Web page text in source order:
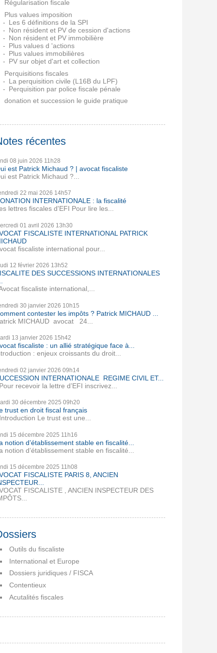
Régularisation fiscale
Plus values imposition
Les 6 définitions de la SPI
Non résident et PV de cession d'actions
Non résident et PV immobilière
Plus values d 'actions
Plus values immobilières
PV sur objet d'art et collection
Perquisitions fiscales
La perquisition civile (L16B du LPF)
Perquisition par police fiscale pénale
donation et succession le guide pratique
récentes
08 juin 2026 11h28
est Patrick Michaud ? | avocat fiscaliste
est Patrick Michaud ?...
22 mai 2026 14h57
INTERNATIONALE : la fiscalité
lettres fiscales d'EFI Pour lire les...
01 avril 2026 13h30
FISCALISTE INTERNATIONAL PATRICK
fiscaliste international pour...
12 février 2026 13h52
DES SUCCESSIONS INTERNATIONALES
fiscaliste international,...
30 janvier 2026 10h15
contester les impôts ? Patrick MICHAUD ...
MICHAUD avocat 24...
13 janvier 2026 15h42
fiscaliste : un allié stratégique face à...
: enjeux croissants du droit...
02 janvier 2026 09h14
INTERNATIONALE REGIME CIVIL ET...
recevoir la lettre d’EFI inscrivez...
30 décembre 2025 09h20
trust en droit fiscal français
Le trust est une...
15 décembre 2025 11h16
notion d’établissement stable en fiscalité...
notion d’établissement stable en fiscalité...
15 décembre 2025 11h08
FISCALISTE PARIS 8, ANCIEN
FISCALISTE , ANCIEN INSPECTEUR DES
Outils du fiscaliste
International et Europe
Dossiers juridiques / FISCA
Contentieux
Acutalités fiscales